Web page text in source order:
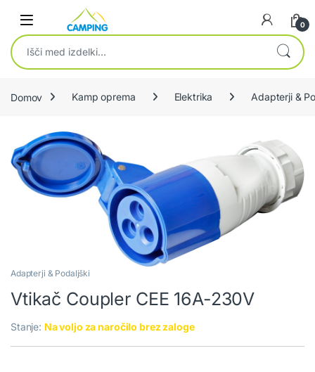
0
Išči:
Domov Kamp oprema Elektrika Adapterji &
Adapterji & Podaljški
Vtikač Coupler CEE 16A-230V
Stanje: Na voljo za naročilo brez zaloge